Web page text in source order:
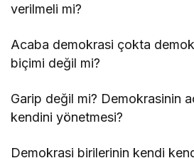
verilmeli mi?
Acaba demokrasi çokta
biçimi değil mi?
Garip değil mi? Demokrasinin
kendini yönetmesi?
Demokrasi birilerinin kendi